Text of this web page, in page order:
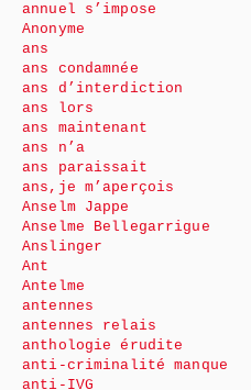
annuel s’impose
Anonyme
ans
ans condamnée
ans d’interdiction
ans lors
ans maintenant
ans n’a
ans paraissait
ans,je m’aperçois
Anselm Jappe
Anselme Bellegarrigue
Anslinger
Ant
Antelme
antennes
antennes relais
anthologie érudite
anti-criminalité manque
anti-IVG